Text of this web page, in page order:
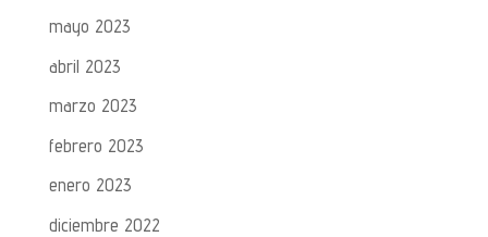
mayo 2023
abril 2023
marzo 2023
febrero 2023
enero 2023
diciembre 2022